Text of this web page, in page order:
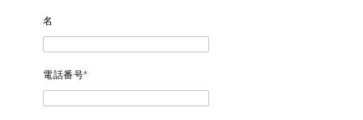
名
電話番号*